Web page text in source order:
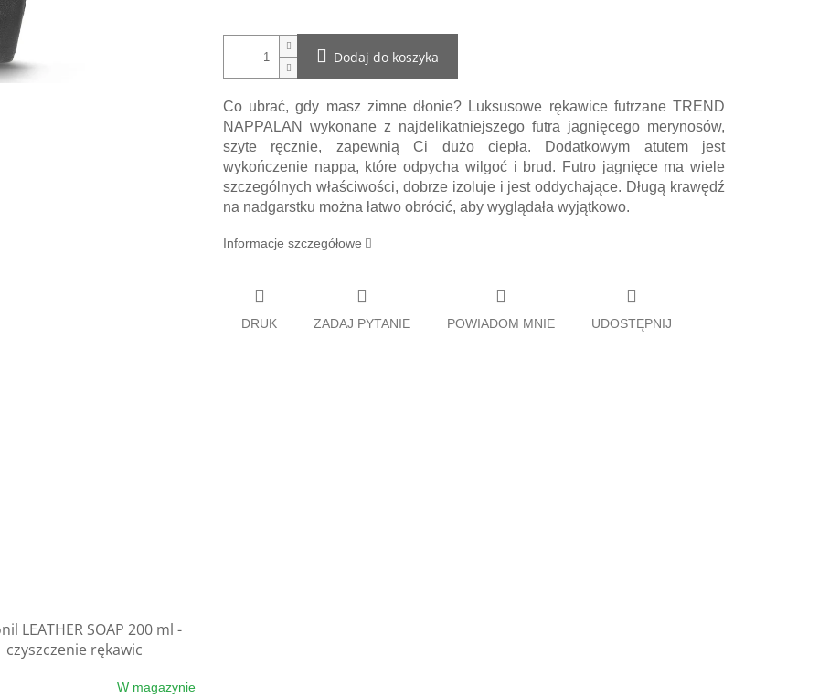
Dodaj do koszyka
Co ubrać, gdy masz zimne dłonie? Luksusowe rękawice futrzane TREND
NAPPALAN wykonane z najdelikatniejszego futra jagnięcego merynosów,
szyte ręcznie, zapewnią Ci dużo ciepła. Dodatkowym atutem jest
wykończenie nappa, które odpycha wilgoć i brud. Futro jagnięce ma wiele
szczególnych właściwości, dobrze izoluje i jest oddychające. Długą krawędź
na nadgarstku można łatwo obrócić, aby wyglądała wyjątkowo.
Informacje szczegółowe
DRUK ZADAJ PYTANIE POWIADOM MNIE UDOSTĘPNIJ
LEATHER SOAP 200 ml -
czyszczenie rękawic
W magazynie